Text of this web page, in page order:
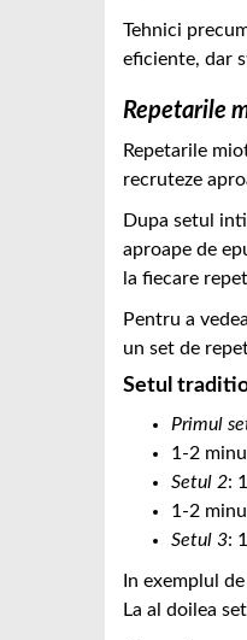
Tehnici
eficiente, dar
Repetarile
Repetarile
recruteze
Dupa setul
aproape de
la fiecare
Pentru a
un set de
Setul
Primul
1-2
Setul 2:
1-2
Setul 3:
In exemplul
La al doilea